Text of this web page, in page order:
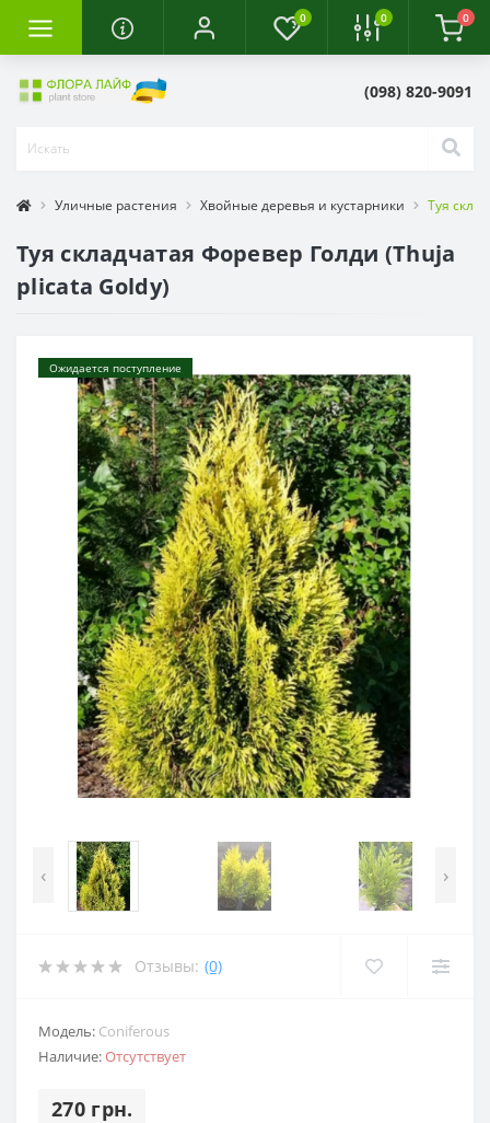
0 0 0
(098) 820-9091
Уличные растения Хвойные деревья и кустарники Туя
Туя складчатая Форевер Голди (Thuja
plicata Goldy)
Ожидается поступление
‹ ›
Отзывы: (0)
Модель: Coniferous
Наличие:Отсутствует
270 грн.